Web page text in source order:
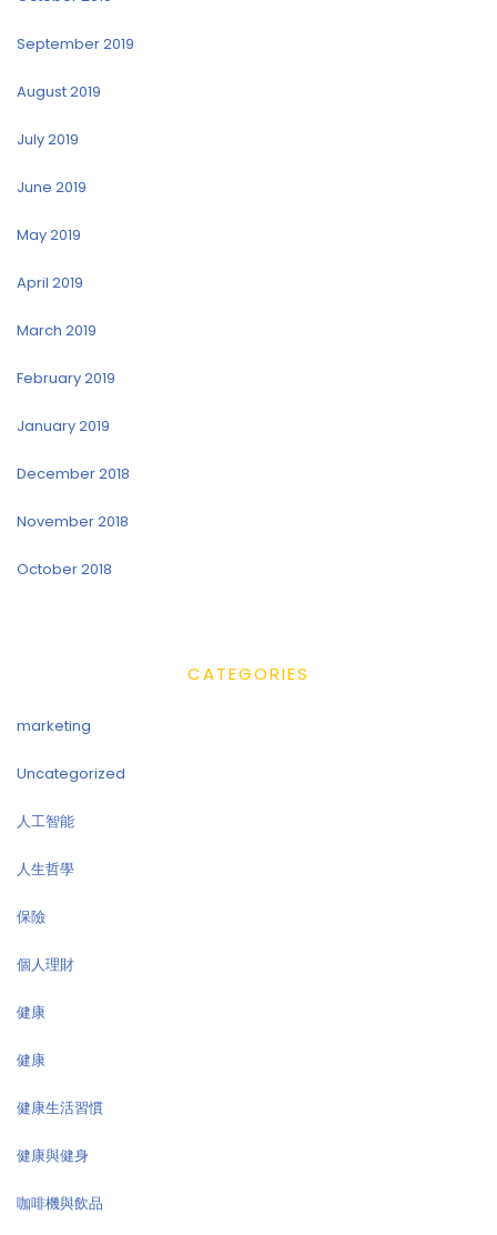
September 2019
August 2019
July 2019
June 2019
May 2019
April 2019
March 2019
February 2019
January 2019
December 2018
November 2018
October 2018
CATEGORIES
marketing
Uncategorized
人工智能
人生哲學
保險
個人理財
健康
健康
健康生活習慣
健康與健身
咖啡機與飲品